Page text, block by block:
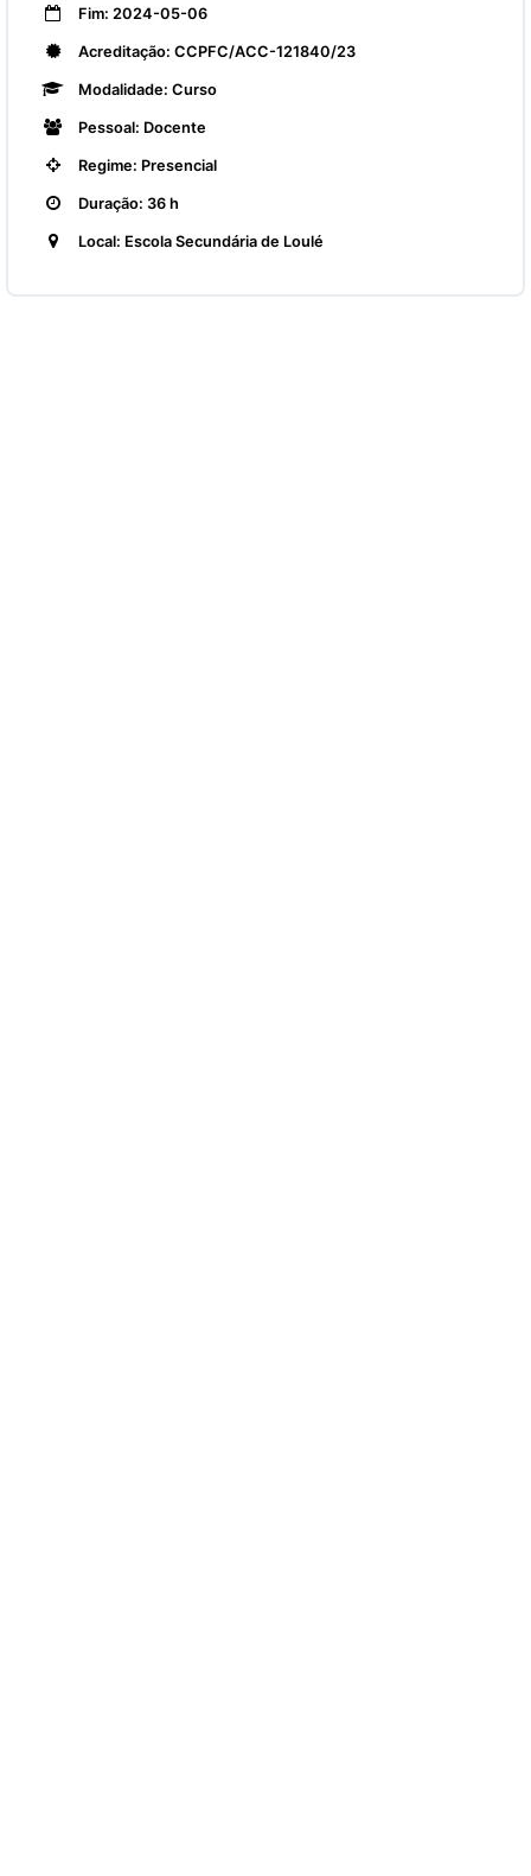
Fim: 2024-05-06
Acreditação: CCPFC/ACC-121840/23
Modalidade: Curso
Pessoal: Docente
Regime: Presencial
Duração: 36 h
Local: Escola Secundária de Loulé